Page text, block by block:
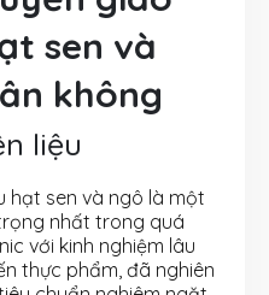
sen và
không
liệu
hạt sen và ngô là một
nhất trong quá
với kinh nghiệm lâu
thực phẩm, đã nghiên